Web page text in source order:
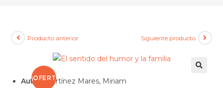
¡OFERT
Producto anterior Siguiente producto
Autor:Martínez Mares, Miriam